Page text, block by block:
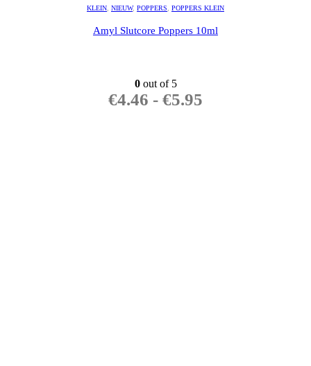
KLEIN, NIEUW, POPPERS, POPPERS KLEIN
Amyl Slutcore Poppers 10ml
0out of 5
€4.46 - €5.95